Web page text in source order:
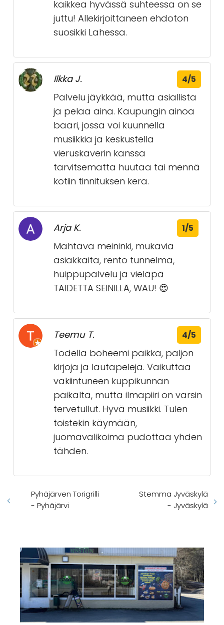
kaikkea hyvässä suhteessa on se
juttu! Allekirjoittaneen ehdoton
suosikki Lahessa.
Ilkka J. 4/5
Palvelu jäykkää, mutta asiallista
ja pelaa aina. Kaupungin ainoa
baari, jossa voi kuunnella
musiikkia ja keskustella
vieruskaverin kanssa
tarvitsematta huutaa tai mennä
kotiin tinnituksen kera.
Arja K. 1/5
Mahtava meininki, mukavia
asiakkaita, rento tunnelma,
huippupalvelu ja vieläpä
TAIDETTA SEINILLÄ, WAU! 😍
Teemu T. 4/5
Todella boheemi paikka, paljon
kirjoja ja lautapelejä. Vaikuttaa
vakiintuneen kuppikunnan
paikalta, mutta ilmapiiri on varsin
tervetullut. Hyvä musiikki. Tulen
toistekin käymään,
juomavalikoima pudottaa yhden
tähden.
Pyhäjärven Torigrilli
- Pyhäjärvi
Stemma Jyväskylä
- Jyväskylä